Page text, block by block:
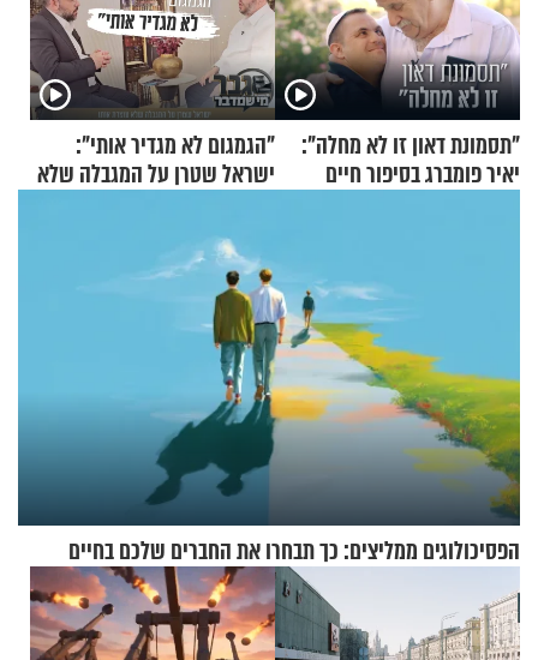
"תסמונת דאון זו לא מחלה":
יאיר פומברג בסיפור חיים
"הגמגום לא מגדיר אותי":
ישראל שטרן על המגבלה שלא
הפסיכולוגים ממליצים: כך תבחרו את החברים שלכם בחיים